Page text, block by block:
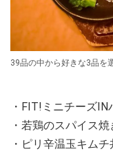
39品の中から好きな3品を
・FIT!ミニチーズIN
・若鶏のスパイス焼
・ピリ辛温玉キムチ